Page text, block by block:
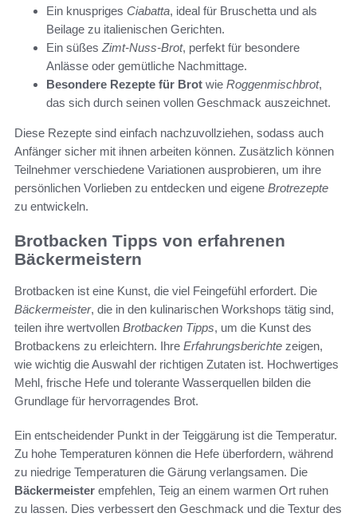
Ein knuspriges Ciabatta, ideal für Bruschetta und als
Beilage zu italienischen Gerichten.
Ein süßes Zimt-Nuss-Brot, perfekt für besondere
Anlässe oder gemütliche Nachmittage.
Besondere Rezepte für Brot wie Roggenmischbrot,
das sich durch seinen vollen Geschmack auszeichnet.
Diese Rezepte sind einfach nachzuvollziehen, sodass auch
Anfänger sicher mit ihnen arbeiten können. Zusätzlich können
Teilnehmer verschiedene Variationen ausprobieren, um ihre
persönlichen Vorlieben zu entdecken und eigene Brotrezepte
zu entwickeln.
Brotbacken Tipps von erfahrenen
Bäckermeistern
Brotbacken ist eine Kunst, die viel Feingefühl erfordert. Die
Bäckermeister, die in den kulinarischen Workshops tätig sind,
teilen ihre wertvollen Brotbacken Tipps, um die Kunst des
Brotbackens zu erleichtern. Ihre Erfahrungsberichte zeigen,
wie wichtig die Auswahl der richtigen Zutaten ist. Hochwertiges
Mehl, frische Hefe und tolerante Wasserquellen bilden die
Grundlage für hervorragendes Brot.
Ein entscheidender Punkt in der Teiggärung ist die Temperatur.
Zu hohe Temperaturen können die Hefe überfordern, während
zu niedrige Temperaturen die Gärung verlangsamen. Die
Bäckermeister empfehlen, Teig an einem warmen Ort ruhen
zu lassen. Dies verbessert den Geschmack und die Textur des